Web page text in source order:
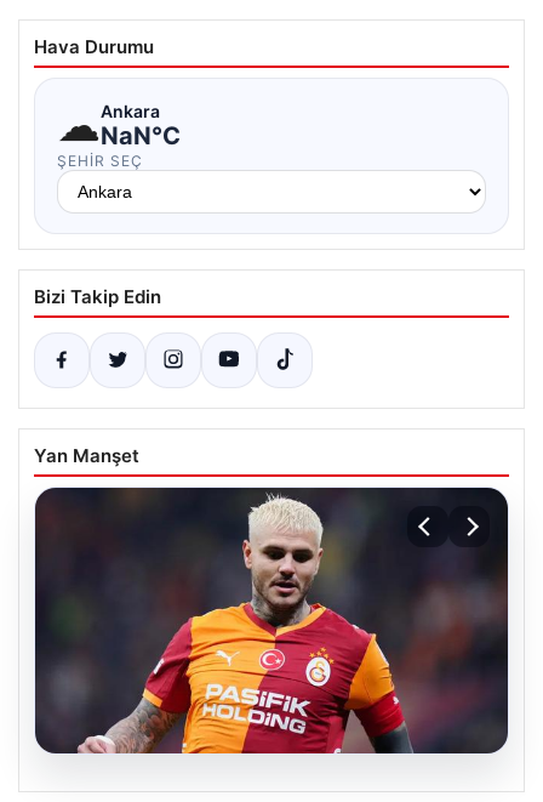
Hava Durumu
☁Ankara
NaN°C
ŞEHIR SEÇ
Bizi Takip Edin
Yan Manşet
07.08.2026